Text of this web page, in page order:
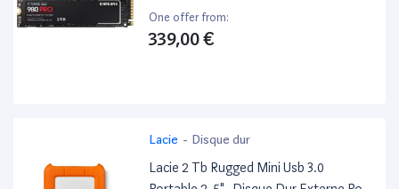
2 To Noir
One offer from:
339,00 €
Lacie - Disque dur
Lacie 2 Tb Rugged Mini Usb 3.0